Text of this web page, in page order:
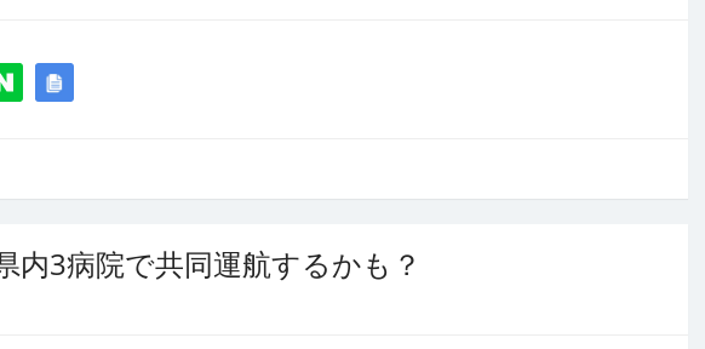
内3病院で共同運航するかも？